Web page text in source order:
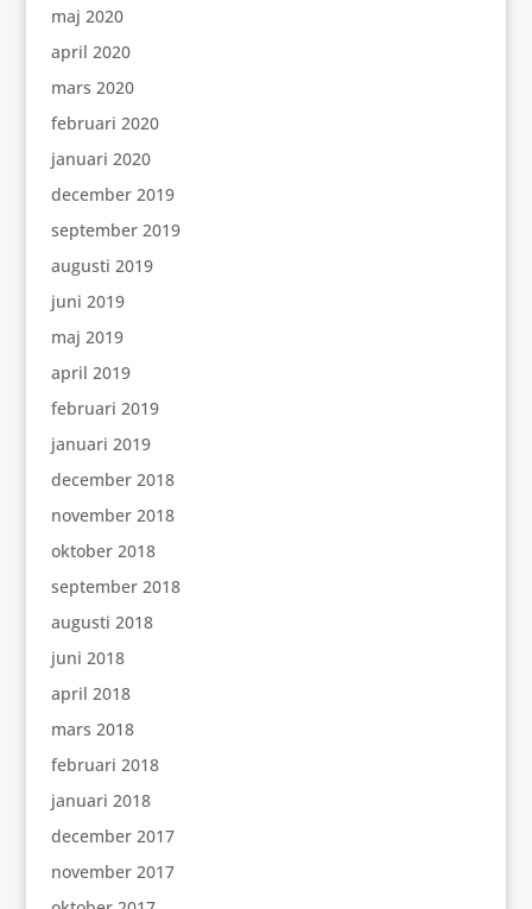
maj 2020
april 2020
mars 2020
februari 2020
januari 2020
december 2019
september 2019
augusti 2019
juni 2019
maj 2019
april 2019
februari 2019
januari 2019
december 2018
november 2018
oktober 2018
september 2018
augusti 2018
juni 2018
april 2018
mars 2018
februari 2018
januari 2018
december 2017
november 2017